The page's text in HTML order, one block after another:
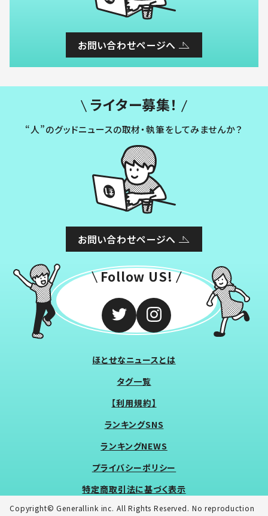
お問い合わせページへ
ライター募集！
“人”のグッドニュースの取材・執筆をしてみませんか？
お問い合わせページへ
Follow US!
ほとせなニュースとは
タグ一覧
【利用規約】
ランキングSNS
ランキングNEWS
プライバシーポリシー
特定商取引法に基づく表示
Copyright© Generallink inc. All Rights Reserved. No reproduction